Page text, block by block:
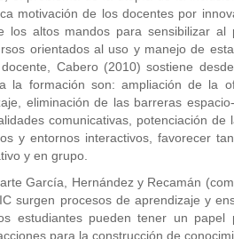
motivación de los docentes por
los altos mandos para sensibilizar al
orientados al uso y manejo de
docente, Cabero (2010) sostiene
la formación son: ampliación de la
eliminación de las barreras
comunicativas, potenciación
y entornos interactivos, favorecer
y en grupo.
García, Hernández y Recamán
surgen procesos de aprendizaje y
estudiantes pueden tener un
para la construcción de